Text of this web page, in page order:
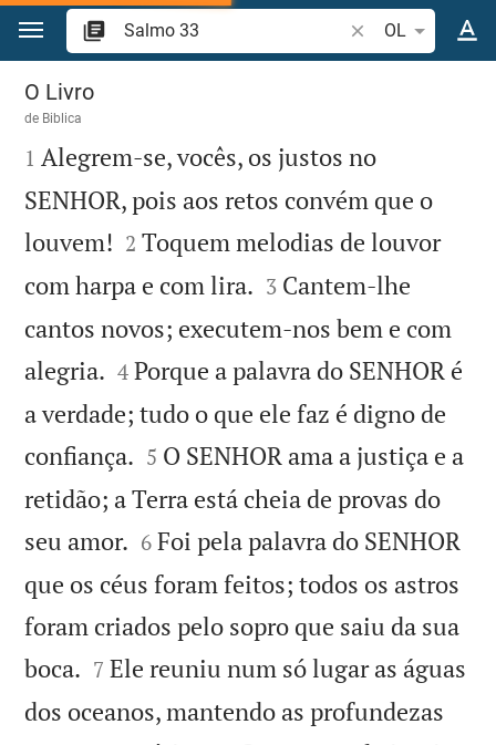
Ir para o conteúdo
Pesquise
OL
Salmo 33
O Livro
de Biblica

1 Alegrem-se, vocês, os justos no
SENHOR, pois aos retos convém que o
louvem! 

2 Toquem melodias de louvor
com harpa e com lira. 

3 Cantem-lhe
cantos novos; executem-nos bem e com
alegria. 

4 Porque a palavra do SENHOR é
a verdade; tudo o que ele faz é digno de
confiança. 

5 O SENHOR ama a justiça e a
retidão; a Terra está cheia de provas do
seu amor. 

6 Foi pela palavra do SENHOR
que os céus foram feitos; todos os astros
foram criados pelo sopro que saiu da sua
boca. 

7 Ele reuniu num só lugar as águas
dos oceanos, mantendo as profundezas